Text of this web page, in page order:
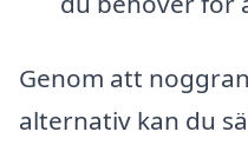
Genom att
alternativ kan du